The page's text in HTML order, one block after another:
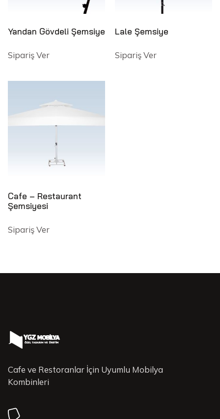
Yandan Gövdeli Şemsiye
Sipariş Ver
Lale Şemsiye
Sipariş Ver
Cafe – Restaurant
Şemsiyesi
Sipariş Ver
Cafe ve Restoranlar İçin Uyumlu Mobilya
Kombinleri